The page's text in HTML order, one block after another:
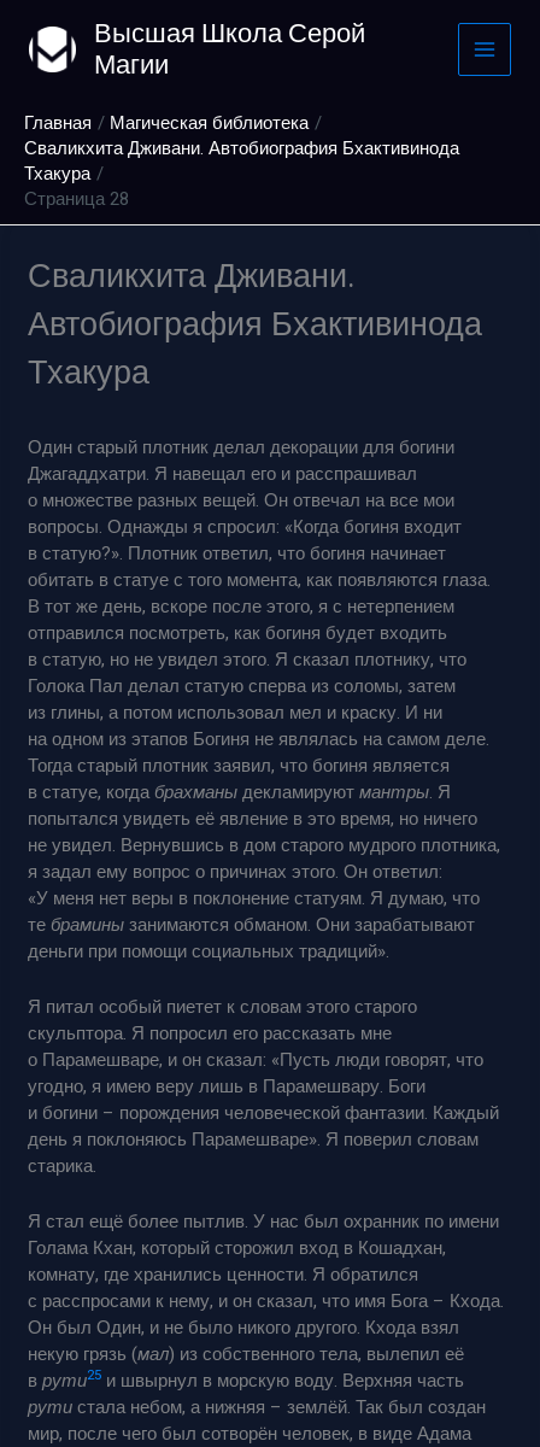
содержимому
Высшая Школа Серой
Магии
Главная
Магическая библиотека
Сваликхита Дживани. Автобиография Бхактивинода
Тхакура
Страница 28
Сваликхита Дживани.
Автобиография Бхактивинода
Тхакура
Один старый плотник делал декорации для богини
Джагаддхатри. Я навещал его и расспрашивал
о множестве разных вещей. Он отвечал на все мои
вопросы. Однажды я спросил: «Когда богиня входит
в статую?». Плотник ответил, что богиня начинает
обитать в статуе с того момента, как появляются глаза.
В тот же день, вскоре после этого, я с нетерпением
отправился посмотреть, как богиня будет входить
в статую, но не увидел этого. Я сказал плотнику, что
Голока Пал делал статую сперва из соломы, затем
из глины, а потом использовал мел и краску. И ни
на одном из этапов Богиня не являлась на самом деле.
Тогда старый плотник заявил, что богиня является
в статуе, когдабрахманыдекламируютмантры. Я
попытался увидеть её явление в это время, но ничего
не увидел. Вернувшись в дом старого мудрого плотника,
я задал ему вопрос о причинах этого. Он ответил:
«У меня нет веры в поклонение статуям. Я думаю, что
те браминызанимаются обманом. Они зарабатывают
деньги при помощи социальных традиций».
Я питал особый пиетет к словам этого старого
скульптора. Я попросил его рассказать мне
о Парамешваре, и он сказал: «Пусть люди говорят, что
угодно, я имею веру лишь в Парамешвару. Боги
и богини – порождения человеческой фантазии. Каждый
день я поклоняюсь Парамешваре». Я поверил словам
старика.
Я стал ещё более пытлив. У нас был охранник по имени
Голама Кхан, который сторожил вход в Кошадхан,
комнату, где хранились ценности. Я обратился
с расспросами к нему, и он сказал, что имя Бога – Кхода.
Он был Один, и не было никого другого. Кхода взял
некую грязь (мал) из собственного тела, вылепил её
врути25 и швырнул в морскую воду. Верхняя часть
рутистала небом, а нижняя – землёй. Так был создан
мир, после чего был сотворён человек, в виде Адама